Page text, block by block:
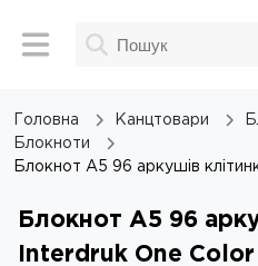
Головна Канцтовари
Блокноти
Блокнот А5 96 аркушів
Блокнот А5 96
Interdruk One